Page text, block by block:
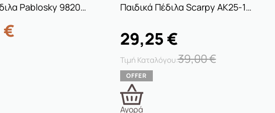
Παιδικά Πέδιλα Pablosky 982020
€
Παιδικά Πέδιλα Scarpy AK25-194 Silver
39,00€
29,25€
Αγορά